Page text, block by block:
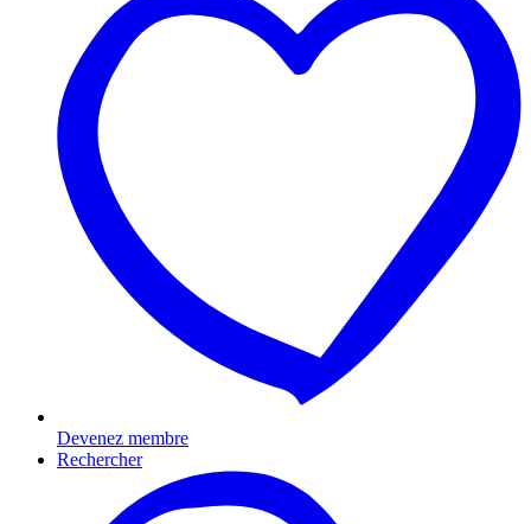
Devenez membre
Rechercher